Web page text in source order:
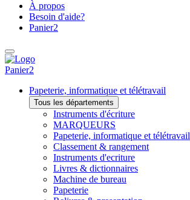
À propos
Besoin d'aide?
Panier2
Panier2
Papeterie, informatique et télétravail
Tous les départements
Instruments d'écriture
MARQUEURS
Papeterie, informatique et télétravail
Classement & rangement
Instruments d'ecriture
Livres & dictionnaires
Machine de bureau
Papeterie